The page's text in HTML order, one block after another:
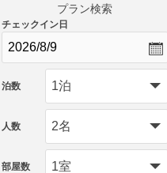
プラン検索
チェックイン日
泊数
人数
部屋数